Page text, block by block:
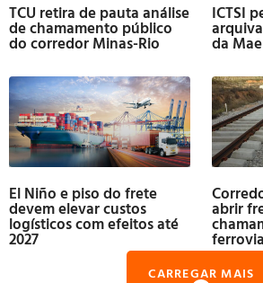
TCU retira de pauta análise
de chamamento público
do corredor Minas-Rio
ICTSI
da
El Niño e piso do frete
devem elevar custos
logísticos com efeitos até
2027
abrir
CARREGAR MAIS